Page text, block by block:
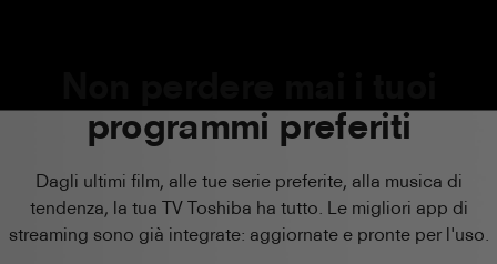
programmi preferiti
Dagli ultimi film, alle tue serie preferite, alla musica di
tendenza, la tua TV Toshiba ha tutto. Le migliori app di
streaming sono già integrate: aggiornate e pronte per l'uso.